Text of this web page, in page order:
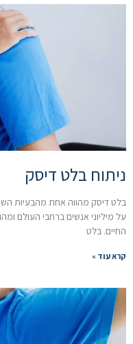
ניתוח בלט דיסק
בלט דיסק מהווה אחת מהבעיות
על מיליוני אנשים ברחבי העולם
החיים. בלט
קרא עוד »